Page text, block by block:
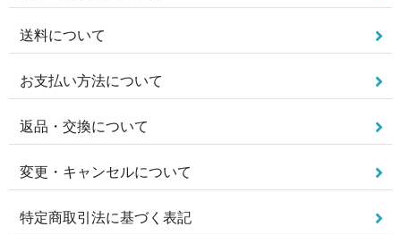
送料について
お支払い方法について
返品・交換について
変更・キャンセルについて
特定商取引法に基づく表記